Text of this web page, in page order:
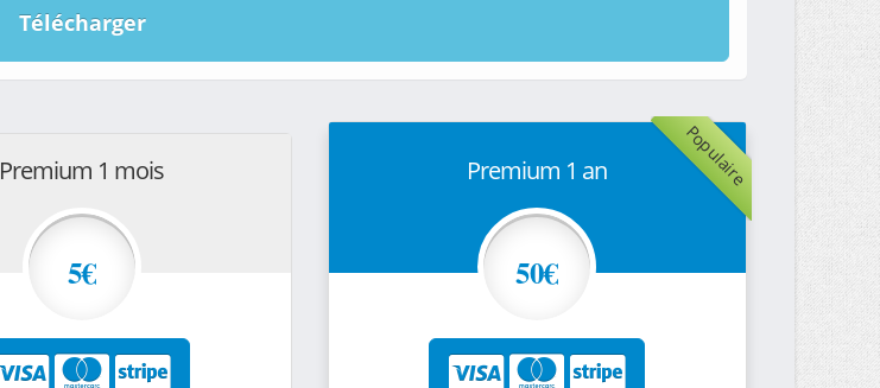
Télécharger
Premium 1 mois
5€
Populaire
Premium 1 an
50€